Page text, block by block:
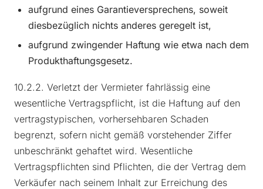
aufgrund eines Garantieversprechens, soweit
diesbezüglich nichts anderes geregelt ist,
aufgrund zwingender Haftung wie etwa nach dem
Produkthaftungsgesetz.
10.2.2. Verletzt der Vermieter fahrlässig eine
wesentliche Vertragspflicht, ist die Haftung auf den
vertragstypischen, vorhersehbaren Schaden
begrenzt, sofern nicht gemäß vorstehender Ziffer
unbeschränkt gehaftet wird. Wesentliche
Vertragspflichten sind Pflichten, die der Vertrag dem
Verkäufer nach seinem Inhalt zur Erreichung des